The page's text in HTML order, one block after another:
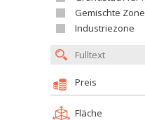
Gemischte Zone
Industriezone
Preis
Fläche